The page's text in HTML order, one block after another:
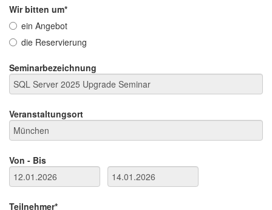
Wir bitten um*
ein Angebot
die Reservierung
Seminarbezeichnung
Veranstaltungsort
Von - Bis
Teilnehmer*